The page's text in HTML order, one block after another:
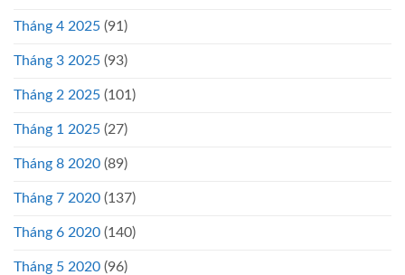
Tháng 4 2025 (91)
Tháng 3 2025 (93)
Tháng 2 2025 (101)
Tháng 1 2025 (27)
Tháng 8 2020 (89)
Tháng 7 2020 (137)
Tháng 6 2020 (140)
Tháng 5 2020 (96)